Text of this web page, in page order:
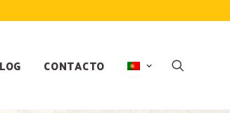
CONTACTO